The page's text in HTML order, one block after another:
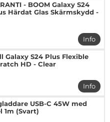
- BOOM Galaxy S24
Härdat Glas Skärmskydd -
Info
mer
Galaxy S24 Plus Flexible
HD - Clear
Info
mer
USB-C 45W med
1m (Svart)